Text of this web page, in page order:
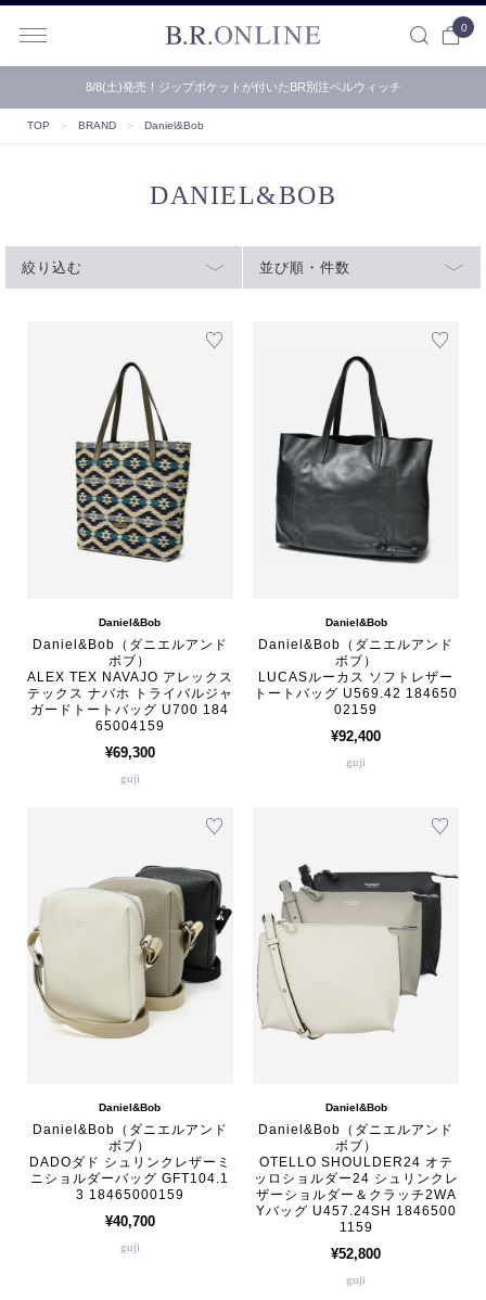
0
8/8(土)発売！ジップポケットが付いたBR別注ベルウィッチ
TOP ＞ BRAND ＞ Daniel&Bob
DANIEL&BOB
絞り込む 並び順・件数
Daniel&Bob
Daniel&Bob（ダニエルアンド
ボブ）
ALEX TEX NAVAJO アレックス
テックス ナバホ トライバルジャ
ガードトートバッグ U700 184
65004159
¥69,300
guji
Daniel&Bob
Daniel&Bob（ダニエルアンド
ボブ）
LUCASルーカス ソフトレザー
トートバッグ U569.42 184650
02159
¥92,400
guji
Daniel&Bob
Daniel&Bob（ダニエルアンド
ボブ）
DADOダド シュリンクレザーミ
ニショルダーバッグ GFT104.1
3 18465000159
¥40,700
guji
Daniel&Bob
Daniel&Bob（ダニエルアンド
ボブ）
OTELLO SHOULDER24 オテ
ッロショルダー24 シュリンクレ
ザーショルダー＆クラッチ2WA
Yバッグ U457.24SH 1846500
1159
¥52,800
guji